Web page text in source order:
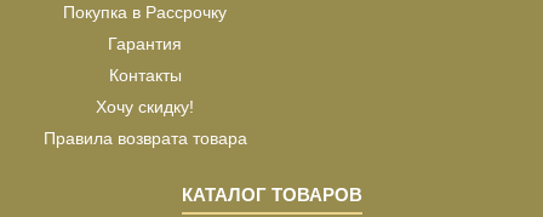
Покупка в Рассрочку
Гарантия
Контакты
Хочу скидку!
Правила возврата товара
КАТАЛОГ ТОВАРОВ